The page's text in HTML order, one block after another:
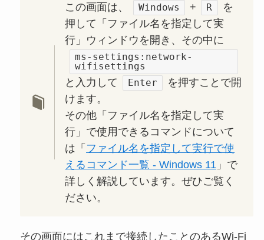
この画面は、 Windows + R
を
押して「ファイル名を指定して実
行」ウィンドウを開き、その中に
ms-settings:network-
wifisettings
と入力して Enter
を押すことで開
けます。
その他「ファイル名を指定して実
行」で使用できるコマンドについて
は「 ファイル名を指定して実行で使
えるコマンド一覧 - Windows 11 」で
詳しく解説しています。ぜひご覧く
ださい。
その画面にはこれまで接続したことのあるWi-Fi